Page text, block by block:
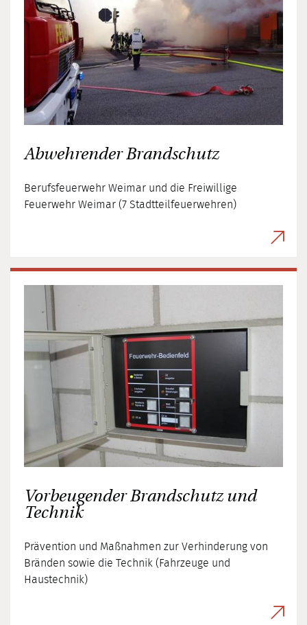
Abwehrender Brandschutz
Berufsfeuerwehr Weimar und die Freiwillige
Feuerwehr Weimar (7 Stadtteilfeuerwehren)
Vorbeugender Brandschutz und
Technik
Prävention und Maßnahmen zur Verhinderung von
Bränden sowie die Technik (Fahrzeuge und
Haustechnik)